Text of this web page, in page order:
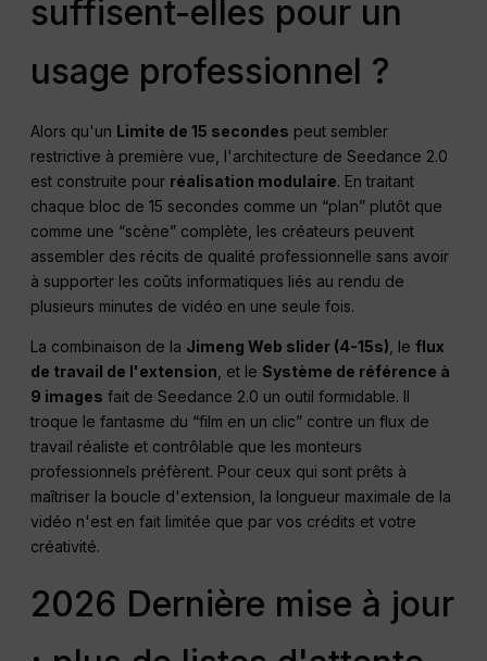
suffisent-elles pour un
usage professionnel ?
Alors qu'un Limite de 15 secondes peut sembler
restrictive à première vue, l'architecture de Seedance 2.0
est construite pour réalisation modulaire. En traitant
chaque bloc de 15 secondes comme un “plan” plutôt que
comme une “scène” complète, les créateurs peuvent
assembler des récits de qualité professionnelle sans avoir
à supporter les coûts informatiques liés au rendu de
plusieurs minutes de vidéo en une seule fois.
La combinaison de la Jimeng Web slider (4-15s) , leflux
de travail de l'extension , et leSystème de référence à
9 images fait de Seedance 2.0 un outil formidable. Il
troque le fantasme du “film en un clic” contre un flux de
travail réaliste et contrôlable que les monteurs
professionnels préfèrent. Pour ceux qui sont prêts à
maîtriser la boucle d'extension, la longueur maximale de la
vidéo n'est en fait limitée que par vos crédits et votre
créativité.
2026 Dernière mise à jour